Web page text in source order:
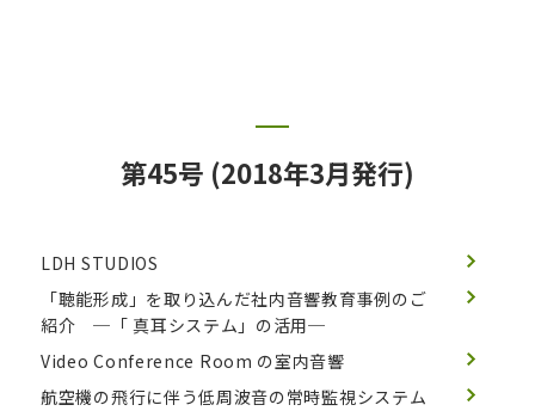
第45号 (2018年3月発行)
LDH STUDIOS
「聴能形成」を取り込んだ社内音響教育事例のご
紹介 ─「 真耳システム」の活用─
Video Conference Room の室内音響
航空機の飛行に伴う低周波音の常時監視システム